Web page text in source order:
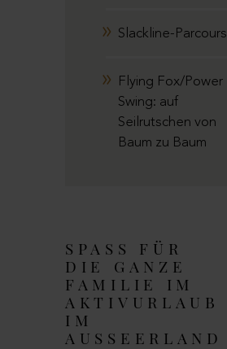
Slackline-Parcours
Flying Fox/Power
Swing: auf
Seilrutschen von
Baum zu Baum
SPASS FÜR D
IE GANZE F
AMILIE IM A
KTIVURLAUB I
M A
USSEERLAND